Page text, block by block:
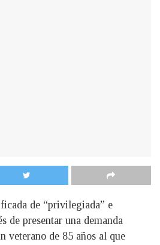
de “privilegiada” e
de presentar una demanda
veterano de 85 años al que